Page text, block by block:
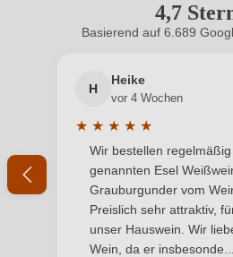
Passt zu
Qualität
Neuer Kunde?
Ihre E-Mail-Adresse
Ihr Passwort
Ich habe
4,7
Basierend auf 6.689
H
Heike
vor 4 Wochen
★ ★ ★ ★ ★
Durchschnittliche
Wir bestellen
genannten Esel
Grauburgunder vom
Preislich sehr attraktiv,
unser Hauswein. Wir
Wein, da er insbesonde...